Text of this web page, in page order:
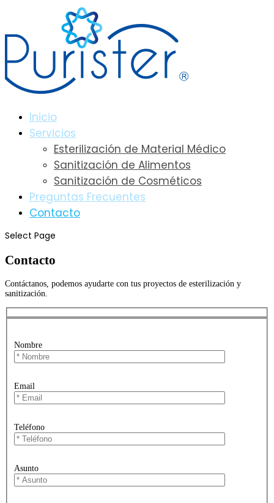
Inicio
Servicios
Esterilización de Material Médico
Sanitización de Alimentos
Sanitización de Cosméticos
Preguntas Frecuentes
Contacto
Select Page
Contacto
Contáctanos, podemos ayudarte con tus proyectos de esterilización y
sanitización.
Nombre
Email
Teléfono
Asunto